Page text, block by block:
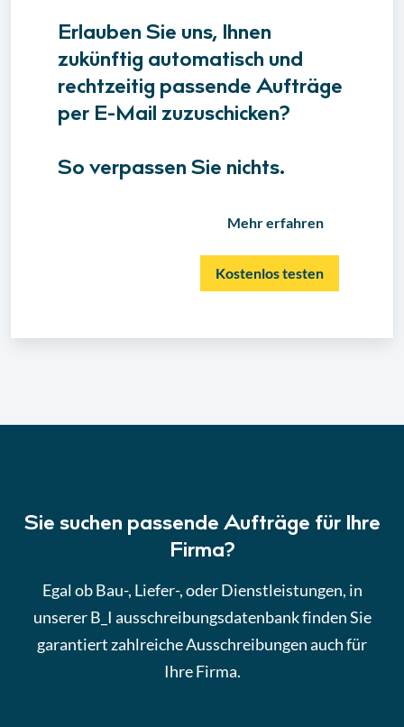
Erlauben Sie uns, Ihnen
zukünftig automatisch und
rechtzeitig passende Aufträge
per E-Mail zuzuschicken?
So verpassen Sie nichts.
Mehr erfahren
Kostenlos testen
Sie suchen passende Aufträge für Ihre
Firma?
Egal ob Bau-, Liefer-, oder Dienstleistungen, in
unserer B_I ausschreibungsdatenbank finden Sie
garantiert zahlreiche Ausschreibungen auch für
Ihre Firma.